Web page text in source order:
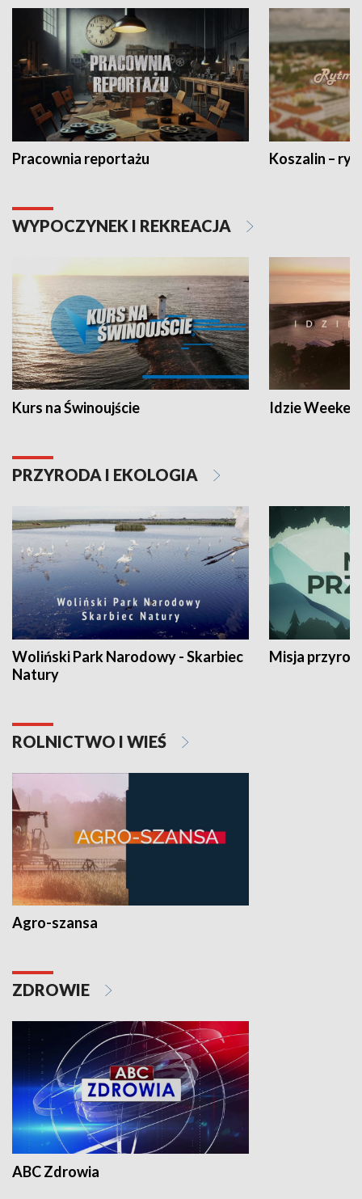
Pracownia reportażu Koszalin –
WYPOCZYNEK I REKREACJA
Kurs na Świnoujście Idzie
PRZYRODA I EKOLOGIA
Woliński Park Narodowy - Skarbiec
Natury
Misja
ROLNICTWO I WIEŚ
Agro-szansa
ZDROWIE
ABC Zdrowia